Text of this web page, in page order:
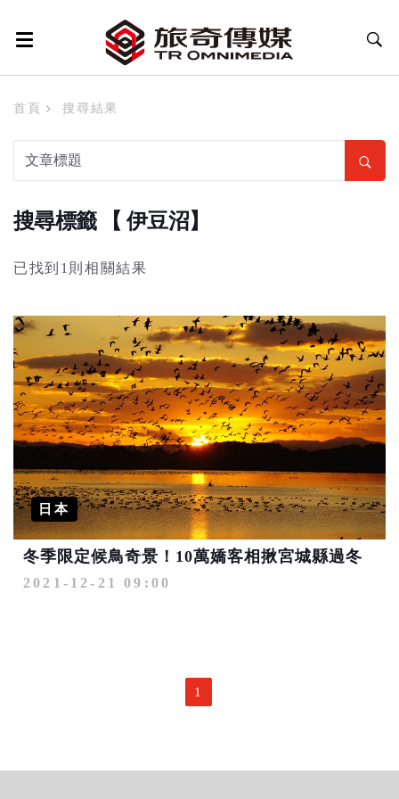
首頁 搜尋結果
搜尋標籤 【 伊豆沼】
已找到1則相關結果
日本
冬季限定候鳥奇景！10萬嬌客相揪宮城縣過冬
2021-12-21 09:00
1